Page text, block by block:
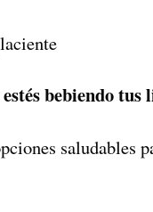
bebiendo
saludables